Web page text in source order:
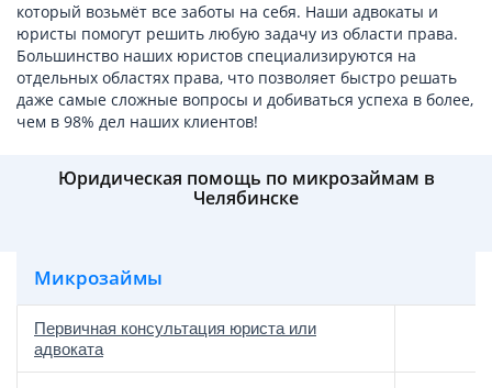
который возьмёт все заботы на себя. Наши адвокаты и
юристы помогут решить любую задачу из области права.
Большинство наших юристов специализируются на
отдельных областях права, что позволяет быстро решать
даже самые сложные вопросы и добиваться успеха в более,
чем в 98% дел наших клиентов!
Юридическая помощь по микрозаймам в
Челябинске
Микрозаймы
Первичная консультация юриста или
адвоката